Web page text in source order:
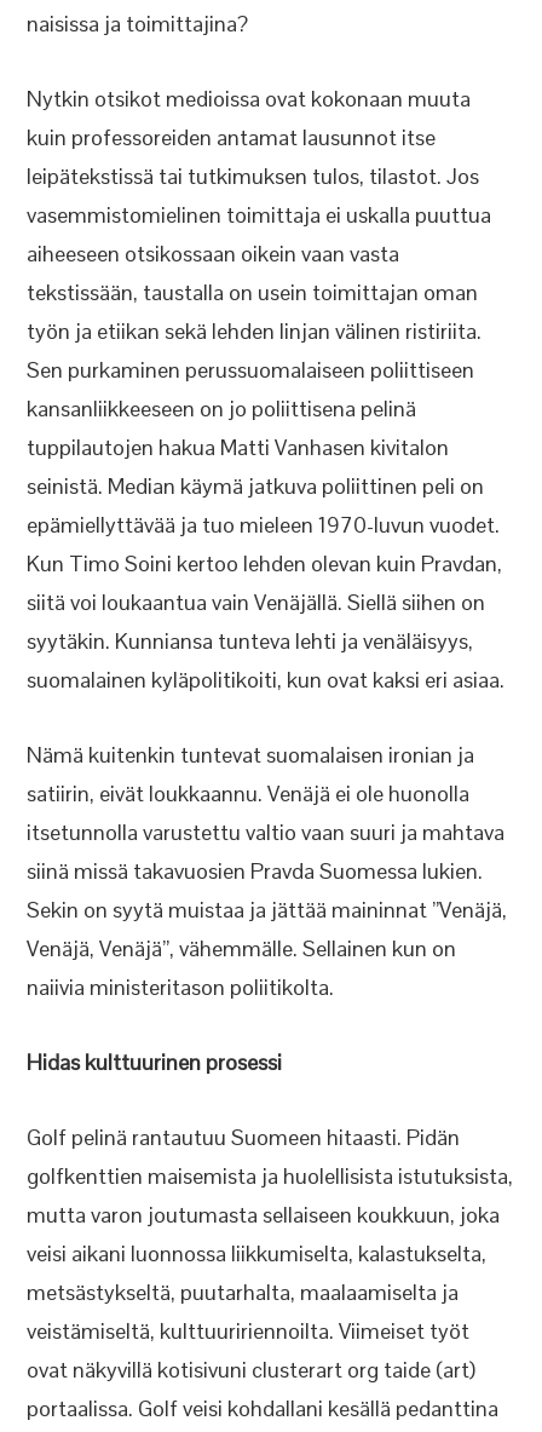
naisissa ja toimittajina?
Nytkin otsikot medioissa ovat kokonaan muuta
kuin professoreiden antamat lausunnot itse
leipätekstissä tai tutkimuksen tulos, tilastot. Jos
vasemmistomielinen toimittaja ei uskalla puuttua
aiheeseen otsikossaan oikein vaan vasta
tekstissään, taustalla on usein toimittajan oman
työn ja etiikan sekä lehden linjan välinen ristiriita.
Sen purkaminen perussuomalaiseen poliittiseen
kansanliikkeeseen on jo poliittisena pelinä
tuppilautojen hakua Matti Vanhasen kivitalon
seinistä. Median käymä jatkuva poliittinen peli on
epämiellyttävää ja tuo mieleen 1970-luvun vuodet.
Kun Timo Soini kertoo lehden olevan kuin Pravdan,
siitä voi loukaantua vain Venäjällä. Siellä siihen on
syytäkin. Kunniansa tunteva lehti ja venäläisyys,
suomalainen kyläpolitikoiti, kun ovat kaksi eri asiaa.
Nämä kuitenkin tuntevat suomalaisen ironian ja
satiirin, eivät loukkaannu. Venäjä ei ole huonolla
itsetunnolla varustettu valtio vaan suuri ja mahtava
siinä missä takavuosien Pravda Suomessa lukien.
Sekin on syytä muistaa ja jättää maininnat ”Venäjä,
Venäjä, Venäjä”, vähemmälle. Sellainen kun on
naiivia ministeritason poliitikolta.
Hidas kulttuurinen prosessi
Golf pelinä rantautuu Suomeen hitaasti. Pidän
golfkenttien maisemista ja huolellisista istutuksista,
mutta varon joutumasta sellaiseen koukkuun, joka
veisi aikani luonnossa liikkumiselta, kalastukselta,
metsästykseltä, puutarhalta, maalaamiselta ja
veistämiseltä, kulttuuririennoilta. Viimeiset työt
ovat näkyvillä kotisivuni clusterart org taide (art)
portaalissa. Golf veisi kohdallani kesällä pedanttina